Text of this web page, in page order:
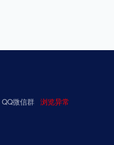
QQ微信群 浏览异常